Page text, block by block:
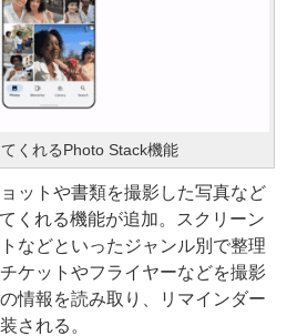
くれるPhoto Stack機能
ットや書類を撮影した写真など
くれる機能が追加。スクリーン
などといったジャンル別で整理
ケットやフライヤーなどを撮影
情報を読み取り、リマインダー
される。